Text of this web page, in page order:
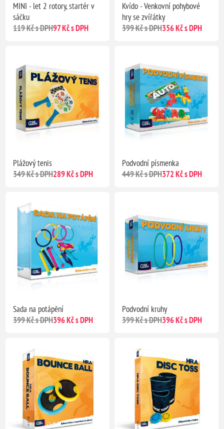
MINI - let 2 rotory, startér v
sáčku
119 Kč s DPH97 Kč s DPH
Kvído - Venkovní pohybové
hry se zvířátky
399 Kč s DPH356 Kč s DPH
Plážový tenis
349 Kč s DPH289 Kč s DPH
Podvodní písmenka
449 Kč s DPH372 Kč s DPH
Sada na potápění
399 Kč s DPH396 Kč s DPH
Podvodní kruhy
399 Kč s DPH396 Kč s DPH